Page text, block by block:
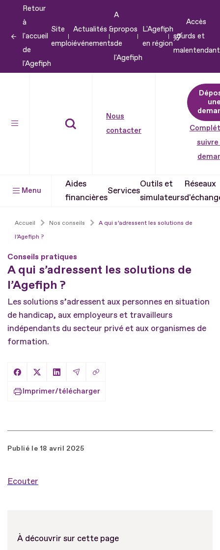
contenu
Retour
à
l'accueil
de
l'Agefiph
Site
emploi
Actualités &
événements
A
propos
de
l'Agefiph
L'Agefiph
en région
Accès
sourds et
Nous
contacter
suivre
Menu
Aides
financières
Services
Outils et
simulateurs
Réseaux
Accueil Nos conseils
A qui s’adressent les solutions de
l’Agefiph ?
Conseils pratiques
A qui s’adressent les solutions de
l’Agefiph ?
Les solutions s’adressent aux personnes en situation
de handicap, aux employeurs et travailleurs
indépendants du secteur privé et aux organismes de
formation.
Partager sur Facebook
Partager sur X
Partager sur LinkedIn
Partager par Email
Copier le lien
Imprimer/télécharger
Publié le 18 avril 2025
Ecouter
À découvrir sur cette page